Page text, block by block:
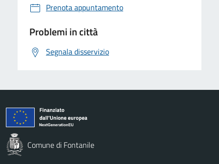
Prenota appuntamento
Problemi in città
Segnala disservizio
Comune di Fontanile